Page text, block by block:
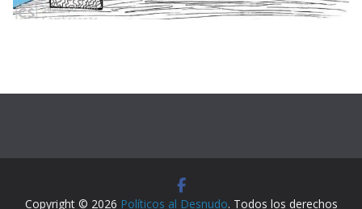
Copyright © 2026 Políticos al Desnudo. Todos los derechos